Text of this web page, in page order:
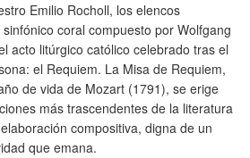
Emilio Rocholl, los elencos
coral compuesto por Wolfgang
acto litúrgico católico celebrado tras el
el Requiem. La Misa de Requiem,
de vida de Mozart (1791), se erige
más trascendentes de la literatura
compositiva, digna de un
que emana.